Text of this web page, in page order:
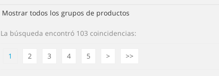
La búsqueda encontró 103 coincidencias:
1 2 3 4 5 > >>